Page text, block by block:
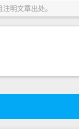
明文章出处。